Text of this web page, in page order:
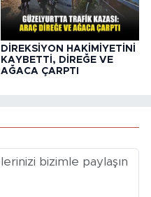
DİREKSİYON HAKİMİYETİNİ
KAYBETTİ, DİREĞE VE
AĞACA ÇARPTI